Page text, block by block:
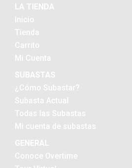
LA TIENDA
Inicio
Tienda
Carrito
Mi Cuenta
SUBASTAS
¿Cómo Subastar?
Subasta Actual
Todas las Subastas
Mi cuenta de subastas
GENERAL
Conoce Overtime